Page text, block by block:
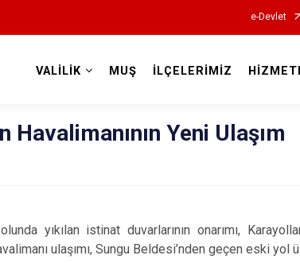
e-Devlet
VALİLİK MUŞ İLÇELERİMİZ
Yeni Ulaşım
yıkılan istinat duvarlarının onarımı,
ulaşımı, Sungu Beldesi’nden geçen eski yol